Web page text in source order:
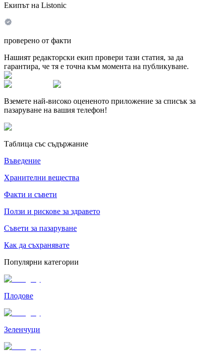
Екипът на Listonic
проверено от факти
Нашият редакторски екип провери тази статия, за да
гарантира, че тя е точна към момента на публикуване.
Вземете най-високо оцененото приложение за списък за
пазаруване на вашия телефон!
Таблица със съдържание
Въведение
Хранителни вещества
Факти и съвети
Ползи и рискове за здравето
Съвети за пазаруване
Как да съхранявате
Популярни категории
Плодове
Зеленчуци